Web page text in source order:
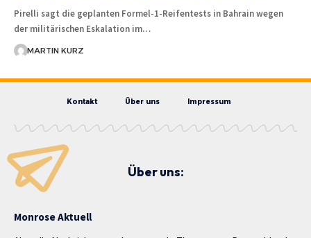
Pirelli sagt die geplanten Formel-1-Reifentests in Bahrain wegen
der militärischen Eskalation im…
MARTIN KURZ
Kontakt Über uns Impressum
Über uns:
Monrose Aktuell